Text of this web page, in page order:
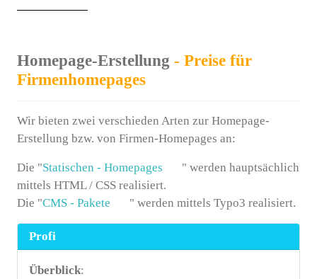
Homepage-Erstellung - Preise für
Firmenhomepages
Wir bieten zwei verschieden Arten zur Homepage-
Erstellung bzw. von Firmen-Homepages an:
Die "Statischen - Homepages
" werden hauptsächlich
mittels HTML / CSS realisiert.
Die "CMS - Pakete " werden mittels Typo3 realisiert.
Profi
Überblick: